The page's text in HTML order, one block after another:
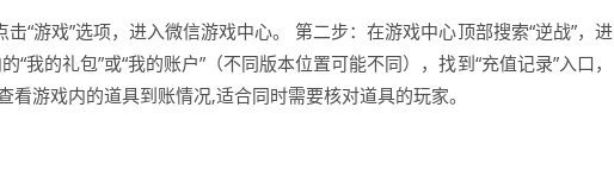
“游戏”选项，进入微信游戏中心。 第二步：在游戏中心顶部搜索“逆战”，进
我的礼包”或“我的账户”（不同版本位置可能不同），找到“充值记录”入口，
游戏内的道具到账情况,适合同时需要核对道具的玩家。